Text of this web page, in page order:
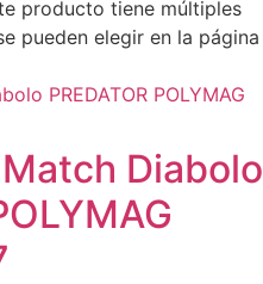
producto tiene múltiples
pueden elegir en la página
Diabolo